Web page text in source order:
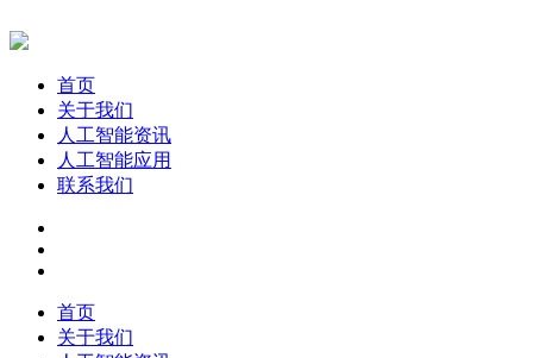
首页
关于我们
人工智能资讯
人工智能应用
联系我们
首页
关于我们